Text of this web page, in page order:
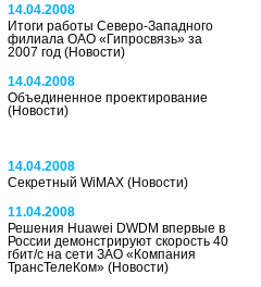
14.04.2008
Итоги работы Северо-Западного
филиала ОАО «Гипросвязь» за
2007 год(Новости)
14.04.2008
Объединенное проектирование
(Новости)
14.04.2008
Секретный WiMAX(Новости)
11.04.2008
Решения Huawei DWDM впервые в
России демонстрируют скорость 40
гбит/с на сети ЗАО «Компания
ТрансТелеКом»(Новости)